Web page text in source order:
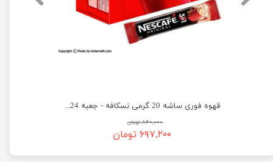
قهوه فوری ساشه 20 گرمی نسکافه - جعبه 24 عددی
۸۴۰,۰۰۰ تومان
۶۹۷,۲۰۰ تومان